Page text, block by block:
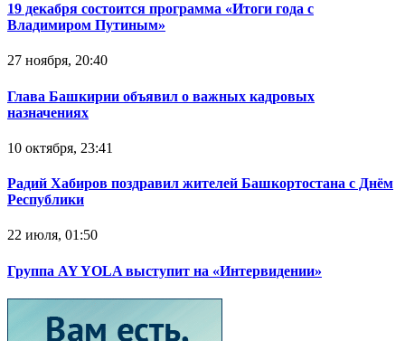
19 декабря состоится программа «Итоги года с
Владимиром Путиным»
27 ноября, 20:40
Глава Башкирии объявил о важных кадровых
назначениях
10 октября, 23:41
Радий Хабиров поздравил жителей Башкортостана с Днём
Республики
22 июля, 01:50
Группа AY YOLA выступит на «Интервидении»